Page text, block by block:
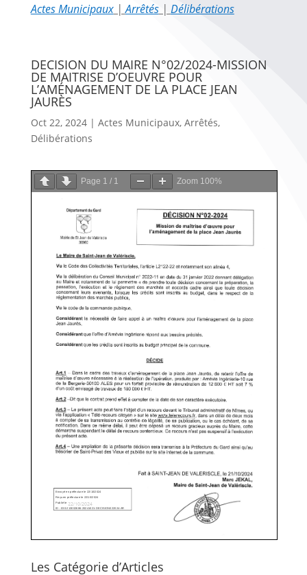
Actes Municipaux|Arrêtés| Délibérations
DECISION DU MAIRE N°02/2024-MISSION
DE MAITRISE D’OEUVRE POUR
L’AMÉNAGEMENT DE LA PLACE JEAN
JAURÈS
Oct 22, 2024| Actes Municipaux, Arrêtés,
Délibérations
Page 1 / 1 Zoom 100%
Les Catégorie d’Articles